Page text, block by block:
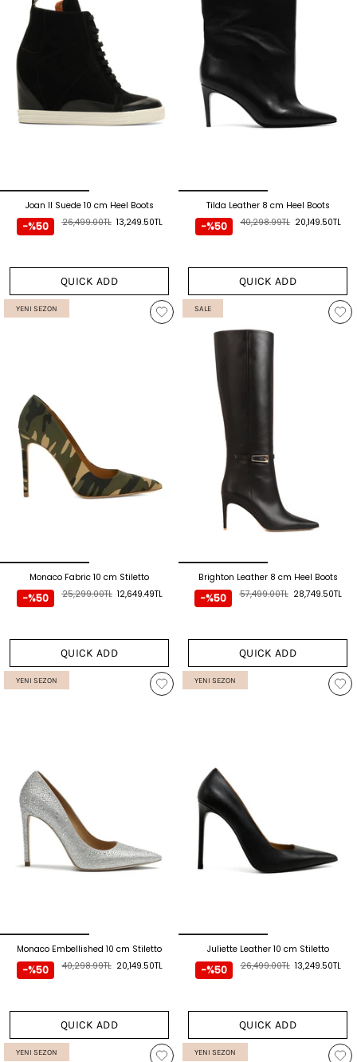
Joan II Suede 10 cm Heel Boots
13,249.50TL
26,499.00TL
-%50
QUICK ADD
Tilda Leather 8 cm Heel Boots
20,149.50TL
40,298.99TL
-%50
QUICK ADD
YENI SEZON
Monaco Fabric 10 cm Stiletto
12,649.49TL
25,299.00TL
-%50
QUICK ADD
SALE
Brighton Leather 8 cm Heel Boots
28,749.50TL
57,499.00TL
-%50
QUICK ADD
YENI SEZON
Monaco Embellished 10 cm Stiletto
20,149.50TL
40,298.99TL
-%50
QUICK ADD
YENI SEZON
Juliette Leather 10 cm Stiletto
13,249.50TL
26,499.00TL
-%50
QUICK ADD
YENI SEZON YENI SEZON